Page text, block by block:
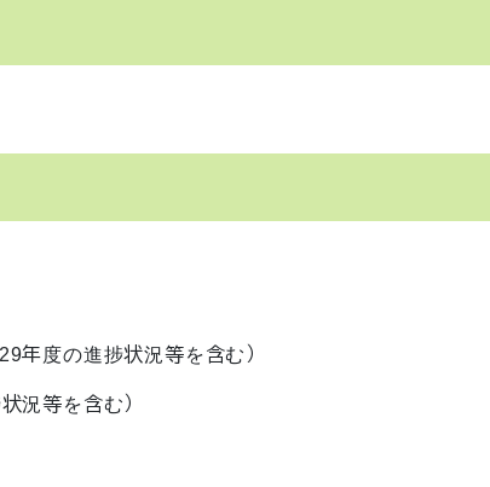
度の進捗状況等を含む）
況等を含む）